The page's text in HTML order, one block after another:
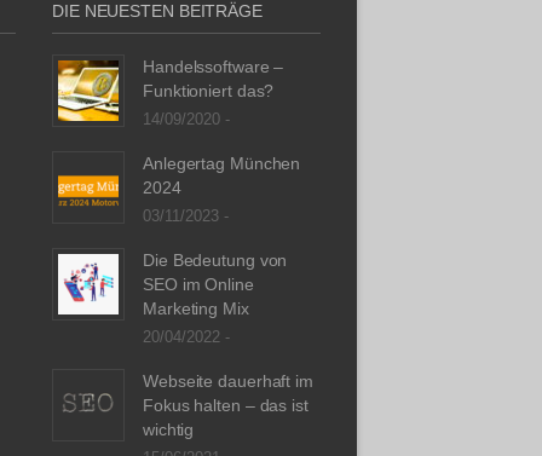
DIE NEUESTEN BEITRÄGE
Handelssoftware –
Funktioniert das?
14/09/2020 -
Anlegertag München
2024
03/11/2023 -
Die Bedeutung von
SEO im Online
Marketing Mix
20/04/2022 -
Webseite dauerhaft im
Fokus halten – das ist
wichtig